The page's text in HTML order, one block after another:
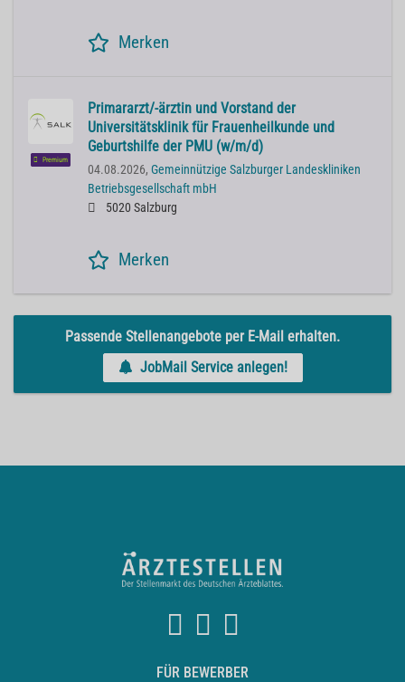
Merken
Premium
Primararzt/-ärztin und Vorstand der
Universitätsklinik für Frauenheilkunde und
Geburtshilfe der PMU (w/m/d)
04.08.2026, Gemeinnützige Salzburger Landeskliniken
Betriebsgesellschaft mbH
5020 Salzburg
Merken
Passende Stellenangebote per E-Mail erhalten.
JobMail Service anlegen!
FÜR BEWERBER